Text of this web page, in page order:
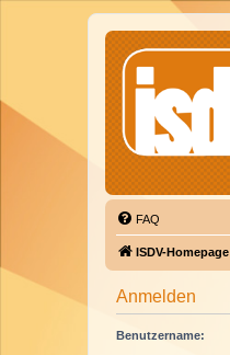
FAQ
ISDV-Homepage
Anmelden
Benutzername: